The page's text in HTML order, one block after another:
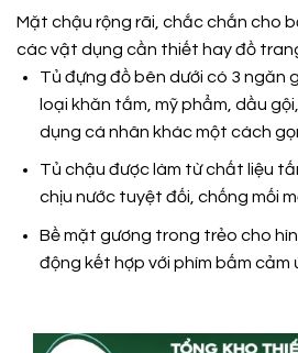
Mặt chậu rộng rãi, chắc chắn cho
các vật dụng cần thiết hay đồ
Tủ đựng đồ bên dưới có 3 ngăn
loại khăn tắm, mỹ phẩm, dầu
dụng cá nhân khác một cách
Tủ chậu được làm từ chất liệu
chịu nước tuyệt đối, chống mối
Bề mặt gương trong trẻo cho
động kết hợp với phím bấm cảm